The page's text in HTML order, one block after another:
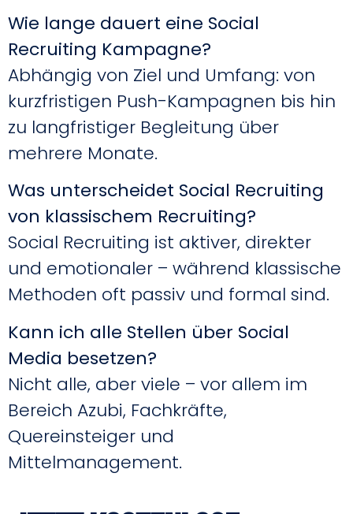
Wie lange dauert eine Social
Recruiting Kampagne?
Abhängig von Ziel und Umfang: von
kurzfristigen Push-Kampagnen bis hin
zu langfristiger Begleitung über
mehrere Monate.
Was unterscheidet Social Recruiting
von klassischem Recruiting?
Social Recruiting ist aktiver, direkter
und emotionaler – während klassische
Methoden oft passiv und formal sind.
Kann ich alle Stellen über Social
Media besetzen?
Nicht alle, aber viele – vor allem im
Bereich Azubi, Fachkräfte,
Quereinsteiger und
Mittelmanagement.